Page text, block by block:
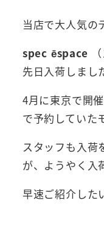
当店で大人気の
spec ēspace
先日入荷しまし
4月に東京で開
で予約していた
スタッフも入荷
が、ようやく入
早速ご紹介した